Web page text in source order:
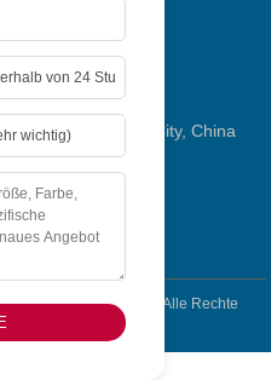
Gebiet, Tianjin City, China
Sales Co.,Ltd. -
Alle Rechte